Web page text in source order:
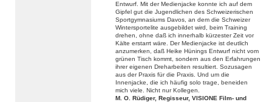
Entwurf. Mit der Medienjacke konnte ich auf dem
Gipfel gut die Jugendlichen des Schweizerischen
Sportgymnasiums Davos, an dem die Schweizer
Wintersportelite ausgebildet wird, beim Training
drehen, ohne daß ich innerhalb kürzester Zeit vor
Kälte erstarrt wäre. Der Medienjacke ist deutlich
anzumerken, daß Heike Hünings Entwurf nicht vom
grünen Tisch kommt, sondern aus den Erfahrungen
ihrer eigenen Dreharbeiten resultiert. Sozusagen
aus der Praxis für die Praxis. Und um die
Innenjacke, die ich häufig solo trage, beneiden
mich viele. Nicht nur Kollegen.
M. O. Rüdiger, Regisseur, VISIONE Film- und